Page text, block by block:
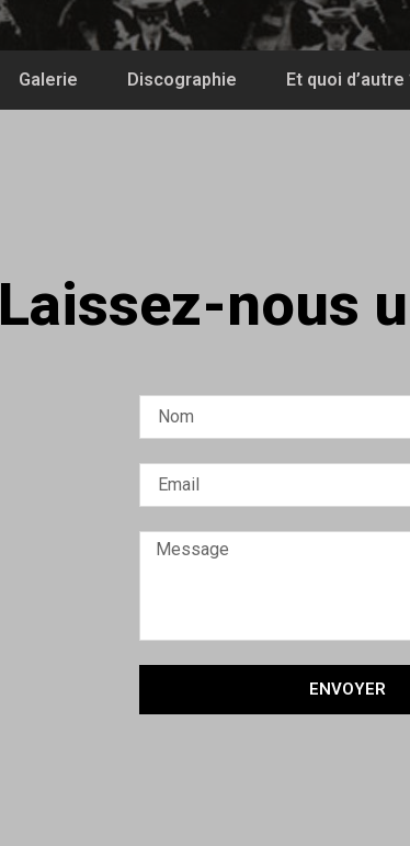
Galerie Discographie Et quoi d’autre
Laissez-nous
ENVOYER